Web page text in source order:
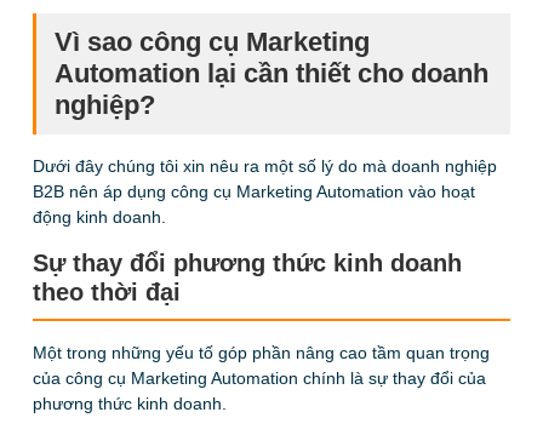
Vì sao công cụ Marketing
Automation lại cần thiết cho doanh
nghiệp?
Dưới đây chúng tôi xin nêu ra một số lý do mà doanh nghiệp
B2B nên áp dụng công cụ Marketing Automation vào hoạt
động kinh doanh.
Sự thay đổi phương thức kinh doanh
theo thời đại
Một trong những yếu tố góp phần nâng cao tầm quan trọng
của công cụ Marketing Automation chính là sự thay đổi của
phương thức kinh doanh.